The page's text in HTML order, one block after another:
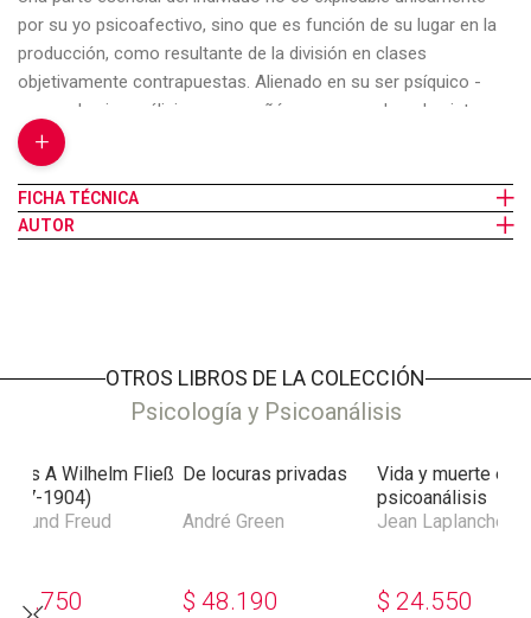
por su yo psicoafectivo, sino que es función de su lugar en la
producción, como resultante de la división en clases
objetivamente contrapuestas. Alienado en su ser psíquico -
como el psicoanálisis nos enseñó a reconocerlo-, el sujeto
está igualmente alienado en su ser social. A partir de estas
ideas básicas se desarrolla el sociopsicoanálisis, que une de
manera inseparable la teoría con la práctica de la intervención
institucional, partiendo de la premisa de que el hombre es el
recuperación de lo político, metabolizado de continuo por la
+
FICHA TÉCNICA
AUTOR
OTROS LIBROS DE LA COLECCIÓN
Psicología y Psicoanálisis
A Wilhelm Fließ
1904)
Freud
61.750
De locuras privadas
André Green
$ 48.190
Vida y muerte en
psicoanálisis
Jean Laplanche
$ 24.550